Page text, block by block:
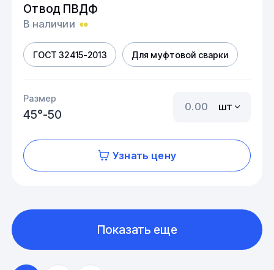
Отвод ПВДФ
В наличии
ГОСТ 32415-2013 Для муфтовой сварки
Размер
45°-50
шт
Узнать цену
Показать еще